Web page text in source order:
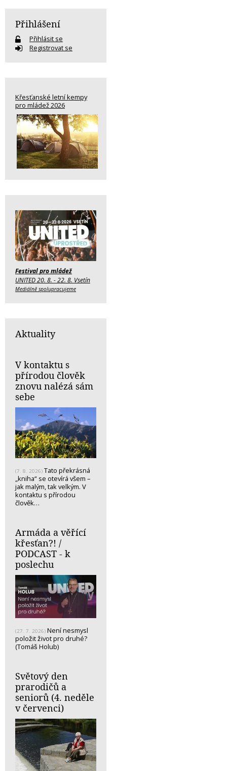
Přihlášení
Přihlásit se
Registrovat se
Křesťanské letní kempy
pro mládež 2026
Festival pro mládež
UNITED 20. 8. - 22. 8. Vsetín
Mediálně spolupracujeme
Aktuality
V kontaktu s
přírodou člověk
znovu nalézá sám
sebe
(7. 8. 2026) Tato překrásná
„kniha“ se otevírá všem –
jak malým, tak velkým. V
kontaktu s přírodou
člověk…
Armáda a věřící
křesťan?! /
PODCAST - k
poslechu
(27. 7. 2026) Není nesmysl
položit život pro druhé?
(Tomáš Holub)
Světový den
prarodičů a
seniorů (4. neděle
v červenci)